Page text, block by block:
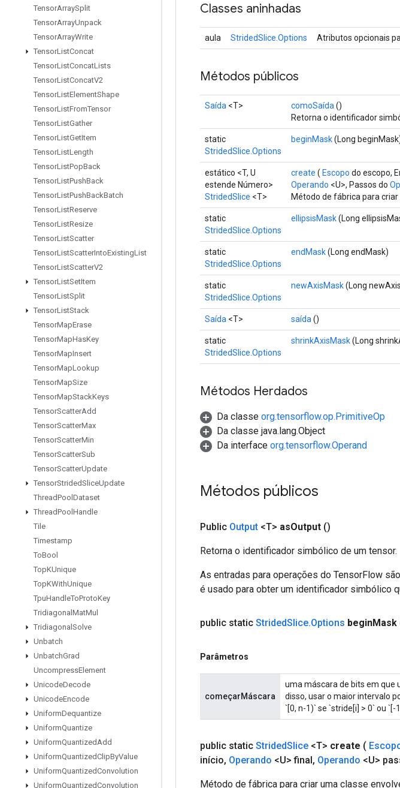
TensorArraySplit
TensorArrayUnpack
TensorArrayWrite
TensorListConcat
TensorListConcatLists
TensorListConcatV2
TensorListElementShape
TensorListFromTensor
TensorListGather
TensorListGetItem
TensorListLength
TensorListPopBack
TensorListPushBack
TensorListPushBackBatch
TensorListReserve
TensorListResize
TensorListScatter
TensorListScatterIntoExistingList
TensorListScatterV2
TensorListSetItem
TensorListSplit
TensorListStack
TensorMapErase
TensorMapHasKey
TensorMapInsert
TensorMapLookup
TensorMapSize
TensorMapStackKeys
TensorScatterAdd
TensorScatterMax
TensorScatterMin
TensorScatterSub
TensorScatterUpdate
TensorStridedSliceUpdate
ThreadPool Dataset
ThreadPool Handle
Tile
Timestamp
ToBool
TopKUnique
TopKWithUnique
TpuHandleToProtoKey
Tridiagonal MatMul
Tridiagonal Solve
Unbatch
UnbatchGrad
UncompressElement
UnicodeDecode
UnicodeEncode
UniformDequantize
UniformQuantize
UniformQuantizedAdd
UniformQuantizedClipByValue
UniformQuantizedConvolution
UniformQuantizedConvolution
Classes aninhadas
aula StridedSlice.Options Atributos opcionais
Métodos públicos
Saída <T> comoSaída ()
Retorna o identificador
static
StridedSlice.Options
beginMask(Long
estático <T, U
estende Número>
StridedSlice <T>
create ( Escopo do escopo,
Operando <U>, Passos do
Método de fábrica para
static
StridedSlice.Options
ellipsisMask(Long
static
StridedSlice.Options
endMask(Long endMask)
static
StridedSlice.Options
newAxisMask(Long
Saída <T> saída ()
static
StridedSlice.Options
shrinkAxisMask(Long
Métodos Herdados
Da classe org.tensorflow.op.PrimitiveOp
Da classe java.lang.Object
Da interface org.tensorflow.Operand
Métodos públicos
Public Output <T> asOutput ()
Retorna o identificador simbólico de um tensor.
As entradas para operações do TensorFlow
é usado para obter um identificador simbólico
public static StridedSlice.Options beginMask
Parâmetros
começarMáscara
uma máscara de bits em que
disso, usar o maior intervalo
`[0, n-1)` se `stride[i] > 0` ou `[-
public static StridedSlice <T> create (
início, Operando <U> final, Operando <U>
Método de fábrica para criar uma classe